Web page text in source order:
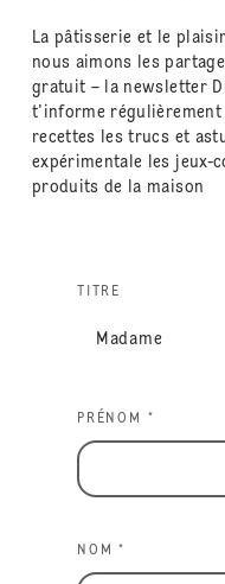
La pâtisserie et le
nous aimons les
gratuit – la newsletter
t'informe régulièrement
recettes les trucs et
expérimentale les jeux-
produits de la maison
TITRE
PRÉNOM *
NOM *